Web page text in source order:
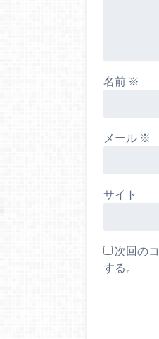
名前 ※
メール ※
サイト
次回の
する。